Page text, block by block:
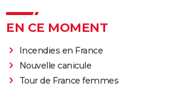
EN CE MOMENT
Incendies en France
Nouvelle canicule
Tour de France femmes